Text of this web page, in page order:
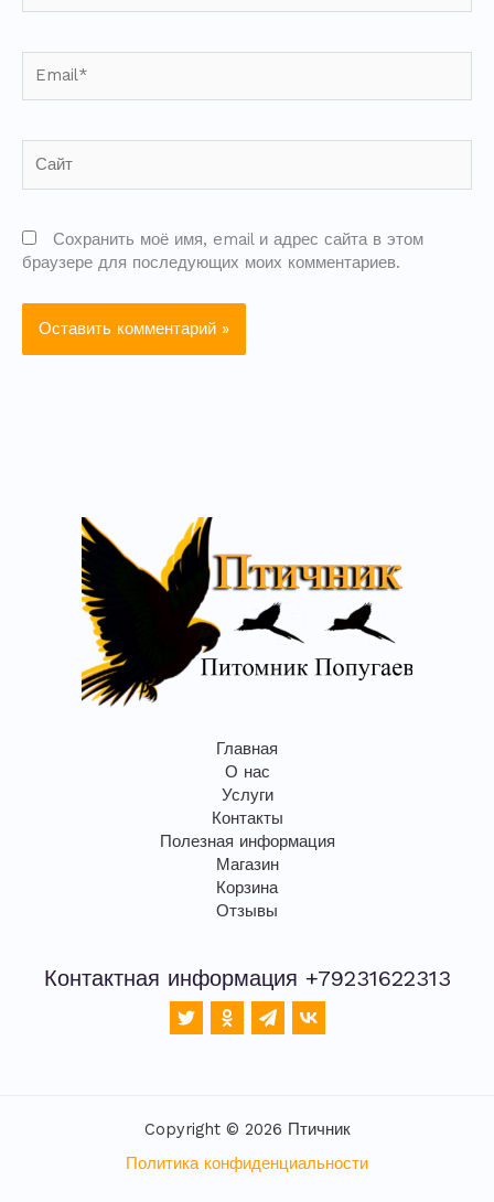
Сохранить моё имя, email и адрес сайта в этом
браузере для последующих моих комментариев.
Главная
О нас
Услуги
Контакты
Полезная информация
Магазин
Корзина
Отзывы
Контактная информация +79231622313
Copyright © 2026 Птичник
Политика конфиденциальности